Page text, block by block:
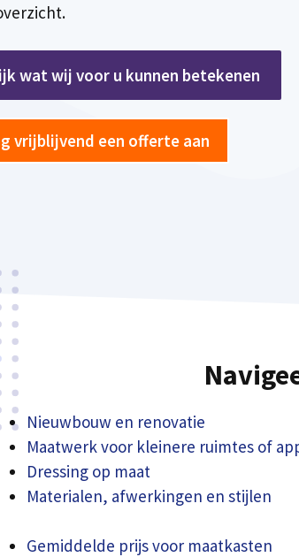
wat wij voor u kunnen betekenen
vrijblijvend een offerte aan
Nieuwbouw en renovatie
Maatwerk voor kleinere ruimtes of
Dressing op maat
Materialen, afwerkingen en stijlen
Gemiddelde prijs voor maatkasten